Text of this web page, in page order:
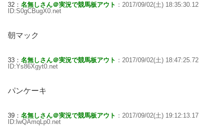
32： 名無しさん＠実況で競馬板アウト ：2017/09/02(土) 18:35:30.12
ID:S0gCBugX0.net
朝マック
33： 名無しさん＠実況で競馬板アウト ：2017/09/02(土) 18:47:25.72
ID:Ys86Xgyt0.net
パンケーキ
39： 名無しさん＠実況で競馬板アウト ：2017/09/02(土) 19:12:13.17
ID:lwQAmqLp0.net